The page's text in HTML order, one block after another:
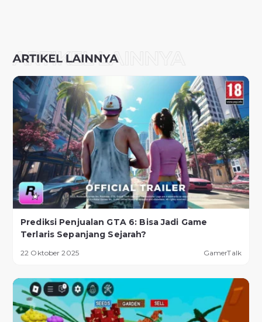
Prediksi Penjualan GTA 6: Bisa Jadi Game
Terlaris Sepanjang Sejarah?
22 Oktober 2025 GamerTalk